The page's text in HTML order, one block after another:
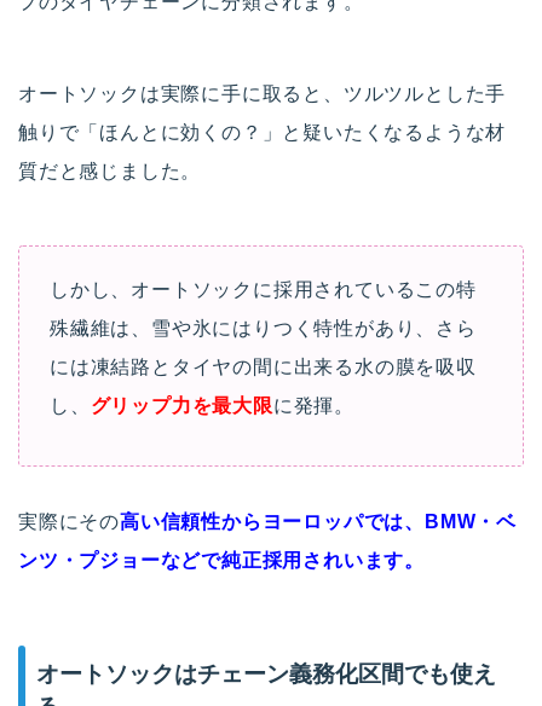
オートソックは実際に手に取ると、ツルツルとした手
触りで「ほんとに効くの？」と疑いたくなるような材
質だと感じました。
しかし、オートソックに採用されているこの特
殊繊維は、雪や氷にはりつく特性があり、さら
には凍結路とタイヤの間に出来る水の膜を吸収
し、 グリップ力を最大限に発揮。
実際にその高い信頼性からヨーロッパでは、BMW・ベ
ンツ・プジョーなどで純正採用されいます。
オートソックはチェーン義務化区間でも使え